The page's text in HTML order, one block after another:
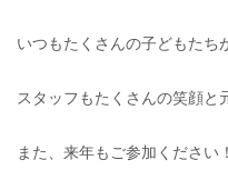
いつもたくさんの子どもたち
スタッフもたくさんの笑顔と
また、来年もご参加ください